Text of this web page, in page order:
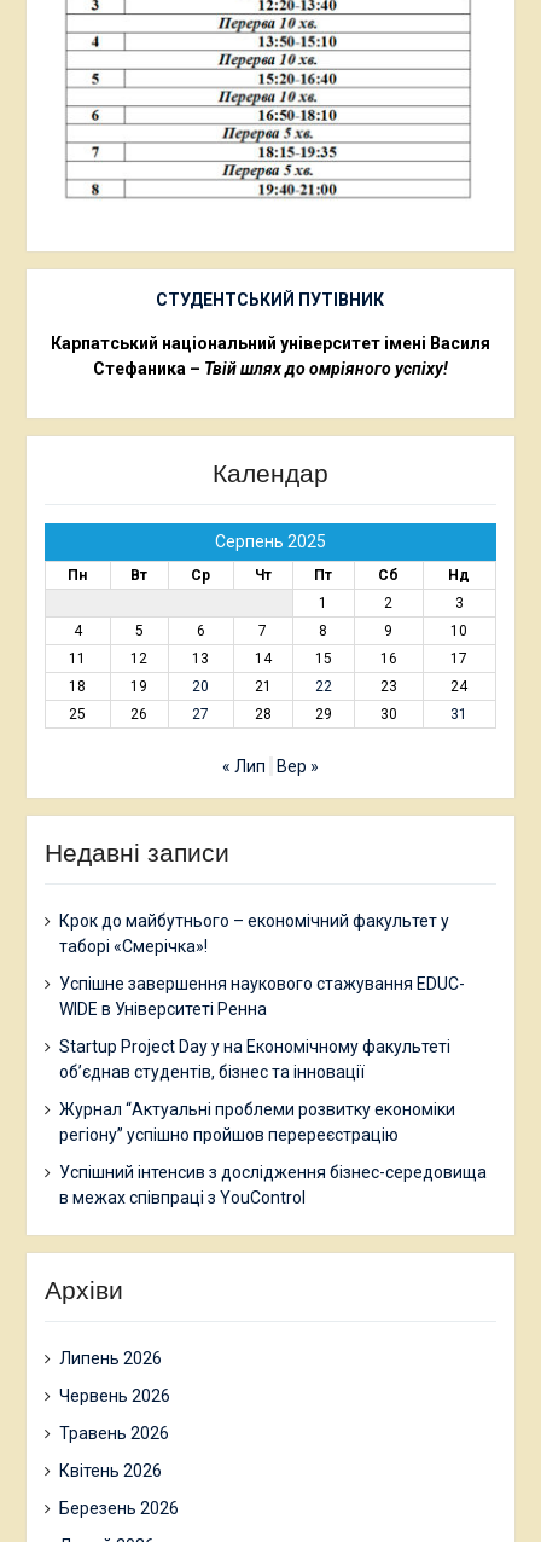
СТУДЕНТСЬКИЙ ПУТІВНИК
Карпатський національний університет імені Василя
Стефаника – Твій шлях до омріяного успіху!
Календар
Серпень 2025
Пн Вт Ср Чт Пт Сб
Нд
1
2
3
4
5 6 7 8 9
10
11
12 13 14 15 16
17
18
19 20 21 22 23
24
25
26 27 28 29 30 31
« Лип Вер »
Недавні записи
Крок до майбутнього – економічний факультет у
таборі «Смерічка»!
Успішне завершення наукового стажування EDUC-
WIDE в Університеті Ренна
Startup Project Day у на Економічному факультеті
об’єднав студентів, бізнес та інновації
Журнал “Актуальні проблеми розвитку економіки
регіону” успішно пройшов перереєстрацію
Успішний інтенсив з дослідження бізнес-середовища
в межах співпраці з YouControl
Архіви
Липень 2026
Червень 2026
Травень 2026
Квітень 2026
Березень 2026